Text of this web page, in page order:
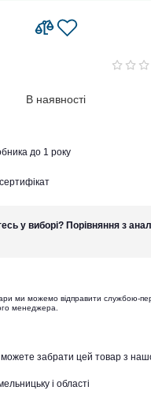
В наявності
до 1 року
у виборі? Порівняння з
ми можемо відправити службою-
менеджера.
забрати цей товар з
і області